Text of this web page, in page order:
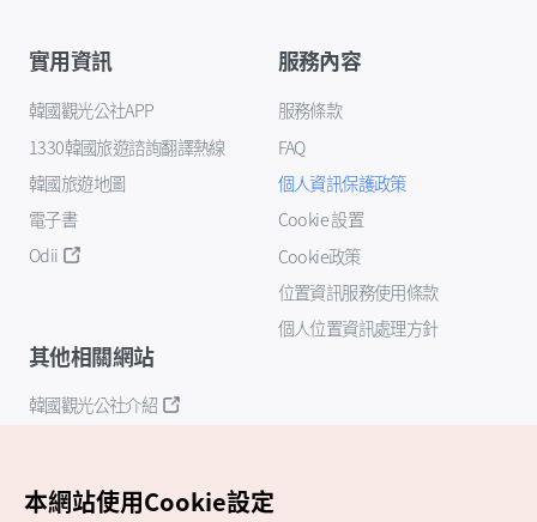
實用資訊
韓國觀光公社APP
1330韓國旅遊諮詢翻譯熱線
韓國旅遊地圖
電子書
Odii
服務內容
服務條款
FAQ
個人資訊保護政策
Cookie 設置
Cookie政策
位置資訊服務使用條款
個人位置資訊處理方針
其他相關網站
韓國觀光公社介紹
本網站使用Cookie設定